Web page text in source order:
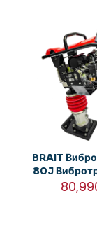
BRAIT
80J